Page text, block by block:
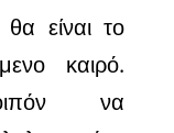
είναι το
καιρό.
να